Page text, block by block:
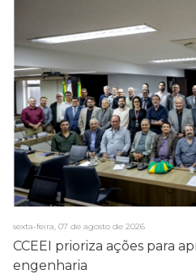
sexta-feira, 07 de agosto de 2026
CCEEI prioriza ações para
engenharia